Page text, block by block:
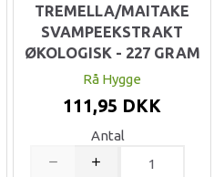
TREMELLA/MAITAKE
SVAMPEEKSTRAKT
ØKOLOGISK - 227 GRAM
Rå Hygge
111,95 DKK
Antal